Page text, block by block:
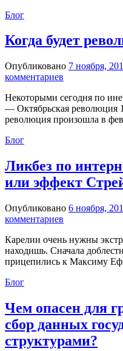
Блог
Когда будет
Опубликовано 7 ноября,
комментариев
Некоторыми сегодня по
— Октябрьская революция
революция произошла в
Блог
Ликбез по
или эффект
Опубликовано 6 ноября,
комментариев
Карелии очень нужны
находишь. Сначала
прицепились к Максиму
Блог
Чем опасен для
сбор данных
структурами?